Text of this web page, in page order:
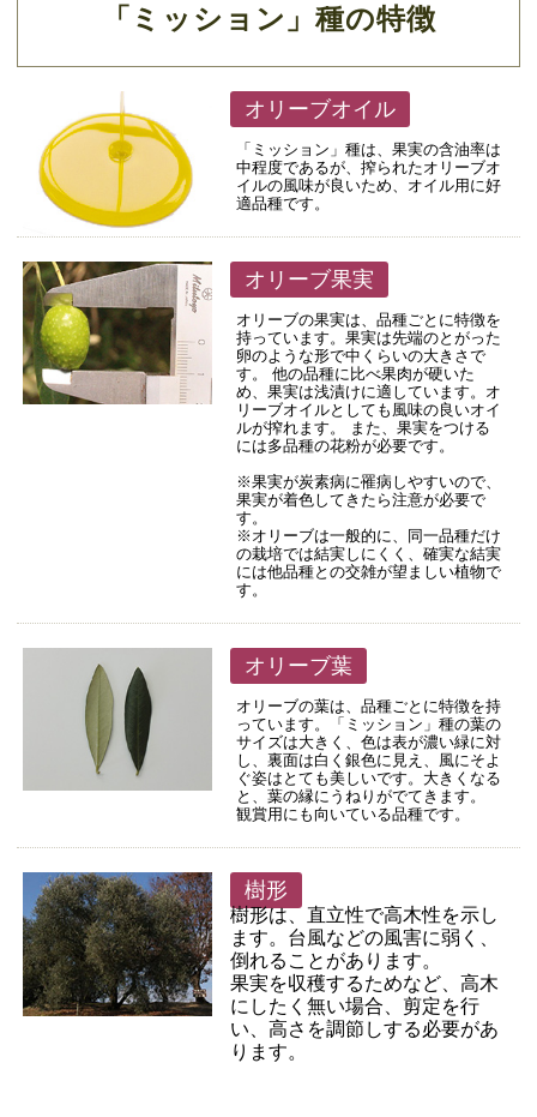
「ミッション」種の特徴
オリーブオイル
「ミッション」種は、果実の含油率は
中程度であるが、搾られたオリーブオ
イルの風味が良いため、オイル用に好
適品種です。
オリーブ果実
オリーブの果実は、品種ごとに特徴を
持っています。果実は先端のとがった
卵のような形で中くらいの大きさで
す。 他の品種に比べ果肉が硬いた
め、果実は浅漬けに適しています。オ
リーブオイルとしても風味の良いオイ
ルが搾れます。 また、果実をつける
には多品種の花粉が必要です。
※果実が炭素病に罹病しやすいので、
果実が着色してきたら注意が必要で
す。
※オリーブは一般的に、同一品種だけ
の栽培では結実しにくく、確実な結実
には他品種との交雑が望ましい植物で
す。
オリーブ葉
オリーブの葉は、品種ごとに特徴を持
っています。「ミッション」種の葉の
サイズは大きく、色は表が濃い緑に対
し、裏面は白く銀色に見え、風にそよ
ぐ姿はとても美しいです。大きくなる
と、葉の縁にうねりがでてきます。
観賞用にも向いている品種です。
樹形
樹形は、直立性で高木性を示し
ます。台風などの風害に弱く、
倒れることがあります。
果実を収穫するためなど、高木
にしたく無い場合、剪定を行
い、高さを調節しする必要があ
ります。